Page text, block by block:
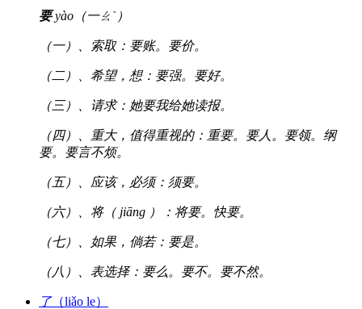
要yào（一ㄠˋ）
（一）、索取：要账。要价。
（二）、希望，想：要强。要好。
（三）、请求：她要我给她读报。
（四）、重大，值得重视的：重要。要人。要领。纲
要。要言不烦。
（五）、应该，必须：须要。
（六）、将（ jiāng ）：将要。快要。
（七）、如果，倘若：要是。
（八）、表选择：要么。要不。要不然。
了（liǎo le）